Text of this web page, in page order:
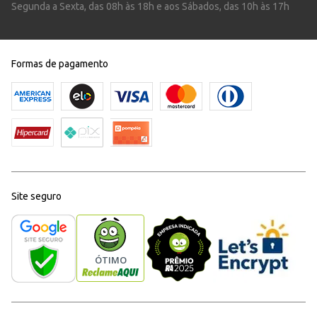
Segunda a Sexta, das 08h às 18h e aos Sábados, das 10h às 17h
Formas de pagamento
Site seguro